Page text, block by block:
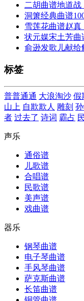
二胡曲谱地道战
洞箫经典曲谱
雪莲花曲谱赵
状元媒宋土芳曲
俞逊发歌儿献给
标签
普普通通 大浪淘沙 假
山上 自欺欺人 雕刻
者 过去了 诗词 霸占
声乐
通俗谱
儿歌谱
合唱谱
民歌谱
美声谱
戏曲谱
器乐
钢琴曲谱
电子琴曲谱
手风琴曲谱
萨克斯曲谱
长笛曲谱